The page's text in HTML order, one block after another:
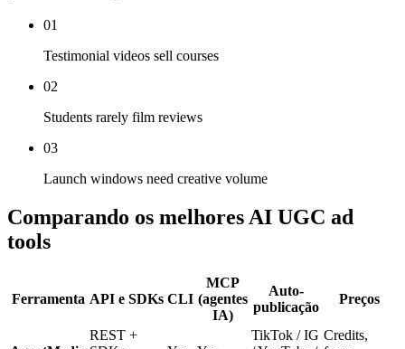
01
Testimonial videos sell courses
02
Students rarely film reviews
03
Launch windows need creative volume
Comparando os melhores AI UGC ad
tools
Ferramenta API e SDKs CLI
MCP
(agentes
IA)
Auto-
publicação
Preços
REST +
TikTok / IG Credits,